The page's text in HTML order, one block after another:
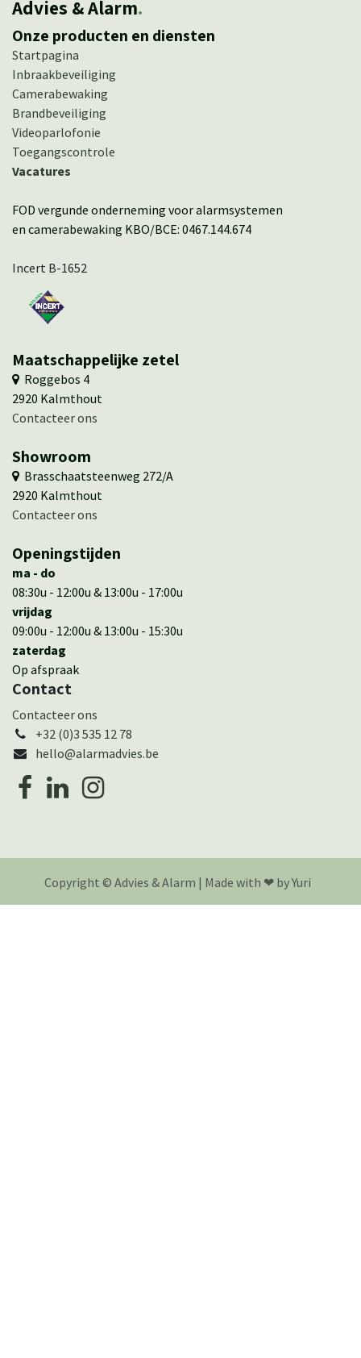
Advies & Alarm.
Onze producten en diensten
Startpagina
Inbraakbeveiliging
Camerabewaking
Brandbeveiliging
Videoparlofonie
Toegangscontrole
Vacatures
FOD vergunde onderneming voor alarmsystemen
en camerabewaking KBO/BCE: 0467.144.674
Incert B-1652
Maatschappelijke zetel
​ ​Roggebos 4
​2920 Kalmthout
Contacteer ons
Showroom
​ Brasschaatsteenweg 272/A
​​2920 Kalmthout
​​Contacteer ons
Openingstijden
ma - do
08:30u - 12:00u & 13:00u - 17:00u
vrijdag
09:00u - 12:00u & 13:00u - 15:30u
zaterdag
Op afspraak
Contact
Cont​actee​r ons
+32 (0)3 535 12 78
hello@alarmadvies.be
Copyright © Advies & Alarm | Made with ❤︎ by Yuri